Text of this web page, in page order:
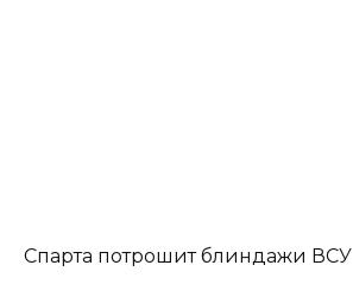
Спарта потрошит блиндажи ВСУ